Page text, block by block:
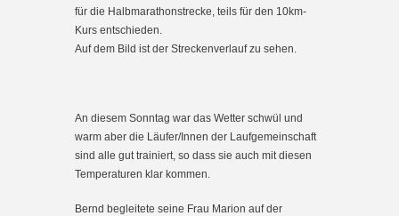
für die Halbmarathonstrecke, teils für den 10km-
Kurs entschieden.
Auf dem Bild ist der Streckenverlauf zu sehen.
An diesem Sonntag war das Wetter schwül und
warm aber die Läufer/Innen der Laufgemeinschaft
sind alle gut trainiert, so dass sie auch mit diesen
Temperaturen klar kommen.
Bernd begleitete seine Frau Marion auf der